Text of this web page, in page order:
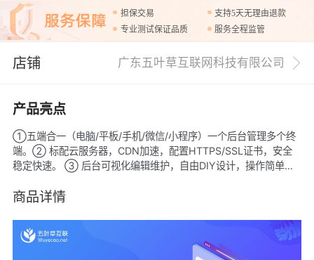
担保交易
支持5天无理由退款
专业测试保证品质
服务全程监管
店铺 广东五叶草互联网科技有限公司
产品亮点
①五端合一（电脑/平板/手机/微信/小程序）一个后台管理多个终
端。② 标配云服务器，CDN加速，配置HTTPS/SSL证书，安全
稳定快速。 ③ 后台可视化编辑维护，自由DIY设计，操作简单，
持，中/英/日/韩/法/泰等等。⑥ 提供1对1专属服务，网站个性化
商品详情